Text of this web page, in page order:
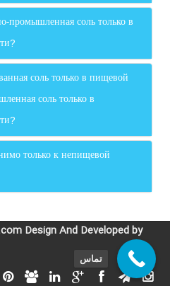
промышленная соль только в
соль только в пищевой
соль только в
только к непищевой
Design And Developed by
تماس